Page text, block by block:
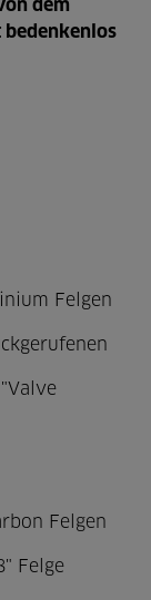
dem
bedenkenlos
Felgen
Felgen
Felge